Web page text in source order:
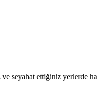
seyahat ettiğiniz yerlerde